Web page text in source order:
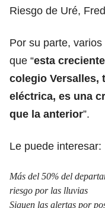
Riesgo de Uré,
Por su parte,
que “esta
colegio Versalles,
eléctrica, es una
que la anterior”.
Le puede interesar:
Más del 50% del
riesgo por las lluvias
Siguen las alertas por